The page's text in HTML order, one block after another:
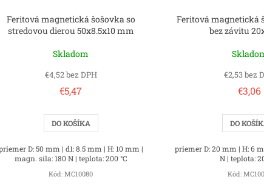
Feritová magnetická šošovka so
stredovou dierou 50x8.5x10 mm
Skladom
€4,52 bez DPH
€5,47
DO KOŠÍKA
D: 50 mm | d1: 8.5 mm | H: 10 mm |
magn. sila: 180 N | teplota: 200 °C
Kód:MC10080
Feritová magnetická
bez závitu
€2,53 bez
€3,06
DO
priemer D: 20 mm | H: 6
N | teplota:
Kód: